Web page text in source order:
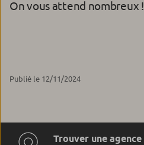
On vous attend nombreux !
Publié le 12/11/2024
Trouver une agence